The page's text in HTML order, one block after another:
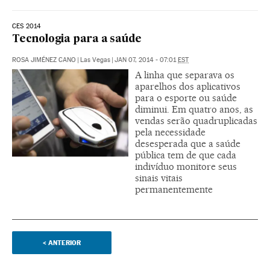
CES 2014
Tecnologia para a saúde
ROSA JIMÉNEZ CANO | Las Vegas | JAN 07, 2014 - 07:01EST
A linha que separava os
aparelhos dos aplicativos
para o esporte ou saúde
diminui. Em quatro anos, as
vendas serão quadruplicadas
pela necessidade
desesperada que a saúde
pública tem de que cada
indivíduo monitore seus
sinais vitais
permanentemente
< ANTERIOR